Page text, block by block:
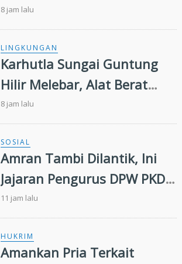
Kandis Kembangkan
Swasembada Pangan
Nasional
8 jam lalu
LINGKUNGAN
Karhutla Sungai Guntung
Hilir Melebar, Alat Berat
Tambahan dan Heli Water
Bombing Dikerahkan
8 jam lalu
SOSIAL
Amran Tambi Dilantik, Ini
Jajaran Pengurus DPW PKDP
Riau 2026-2031
11 jam lalu
HUKRIM
Amankan Pria Terkait